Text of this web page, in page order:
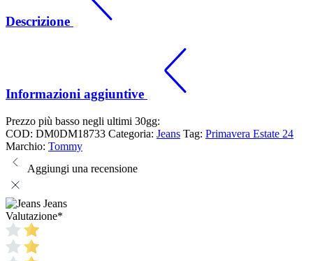
Descrizione
Informazioni aggiuntive
Prezzo più basso negli ultimi 30gg:
COD: DM0DM18733 Categoria: Jeans Tag: Primavera Estate 24
Marchio: Tommy
Aggiungi una recensione
Jeans
Valutazione*